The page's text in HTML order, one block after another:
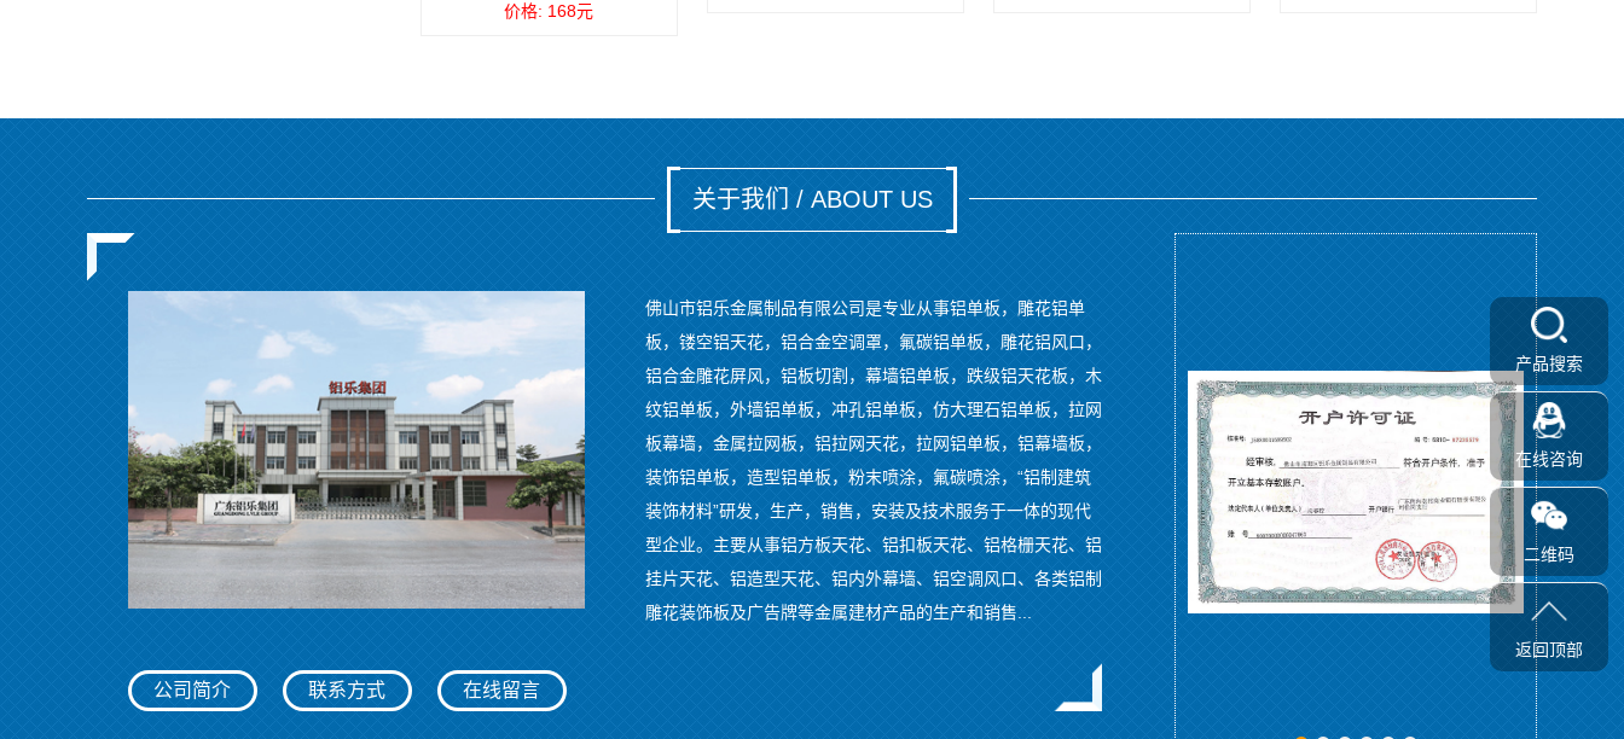
价格: 168元
关于我们 / ABOUT US
佛山市铝乐金属制品有限公司是专业从事铝单板，雕花铝单
板，镂空铝天花，铝合金空调罩，氟碳铝单板，雕花铝风口，
铝合金雕花屏风，铝板切割，幕墙铝单板，跌级铝天花板，木
纹铝单板，外墙铝单板，冲孔铝单板，仿大理石铝单板，拉网
板幕墙，金属拉网板，铝拉网天花，拉网铝单板，铝幕墙板，
装饰铝单板，造型铝单板，粉末喷涂，氟碳喷涂，“铝制建筑
装饰材料”研发，生产，销售，安装及技术服务于一体的现代
型企业。主要从事铝方板天花、铝扣板天花、铝格栅天花、铝
挂片天花、铝造型天花、铝内外幕墙、铝空调风口、各类铝制
雕花装饰板及广告牌等金属建材产品的生产和销售...
公司简介 联系方式 在线留言
产品搜索
在线咨询
二维码
返回顶部